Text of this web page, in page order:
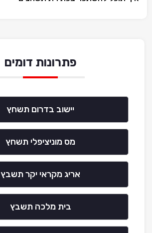
פתרונות דומים
יישוב בדרום תשחץ
מס מוניציפלי תשחץ
אריג מקראי יקר תשבץ
בית מלכה תשבץ